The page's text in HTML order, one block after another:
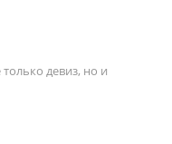
девиз, но и